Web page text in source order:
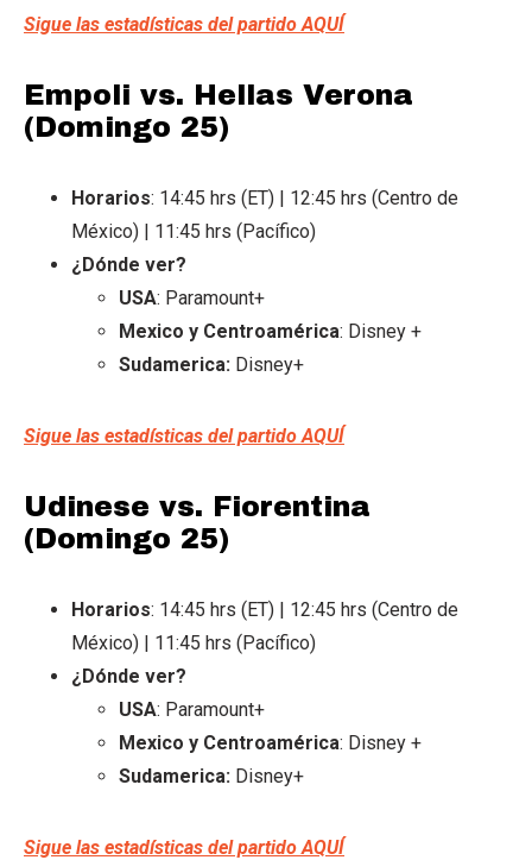
Sigue las estadísticas del partido AQUÍ
Empoli vs. Hellas Verona
(Domingo 25)
Horarios: 14:45 hrs (ET) | 12:45 hrs (Centro de
México) | 11:45 hrs (Pacífico)
¿Dónde ver?
USA: Paramount+
Mexico y Centroamérica: Disney +
Sudamerica: Disney+
Sigue las estadísticas del partido AQUÍ
Udinese vs. Fiorentina
(Domingo 25)
Horarios: 14:45 hrs (ET) | 12:45 hrs (Centro de
México) | 11:45 hrs (Pacífico)
¿Dónde ver?
USA: Paramount+
Mexico y Centroamérica: Disney +
Sudamerica: Disney+
Sigue las estadísticas del partido AQUÍ